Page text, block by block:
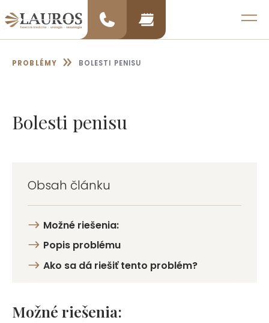
na
obsah
PROBLÉMY » BOLESTI PENISU
Bolesti penisu
Obsah článku
Možné riešenia:
Popis problému
Ako sa dá riešiť tento problém?
Možné riešenia: